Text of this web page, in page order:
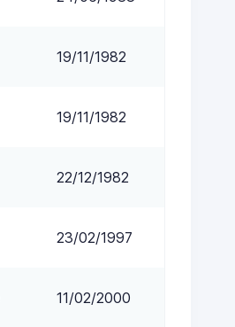
19/11/1982
19/11/1982
22/12/1982
23/02/1997
11/02/2000